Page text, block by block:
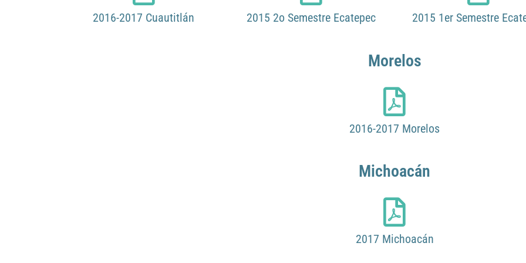
2016-2017 Cuautitlán 2015 2o Semestre Ecatepec 2015 1er Semestre
Morelos
2016-2017 Morelos
Michoacán
2017 Michoacán